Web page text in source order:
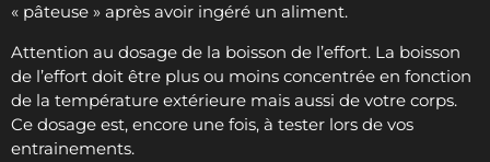
« pâteuse » après avoir ingéré un aliment.
Attention au dosage de la boisson de l’effort. La boisson
de l’effort doit être plus ou moins concentrée en fonction
de la température extérieure mais aussi de votre corps.
Ce dosage est, encore une fois, à tester lors de vos
entrainements.